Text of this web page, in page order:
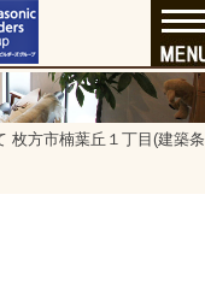
枚方市楠葉丘１丁目(建築条